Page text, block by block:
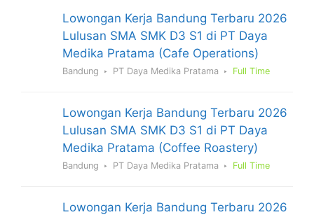
Lowongan Kerja Bandung Terbaru 2026
Lulusan SMA SMK D3 S1 di PT Daya
Medika Pratama (Cafe Operations)
Bandung PT Daya Medika Pratama Full Time
Lowongan Kerja Bandung Terbaru 2026
Lulusan SMA SMK D3 S1 di PT Daya
Medika Pratama (Coffee Roastery)
Bandung PT Daya Medika Pratama Full Time
Lowongan Kerja Bandung Terbaru 2026